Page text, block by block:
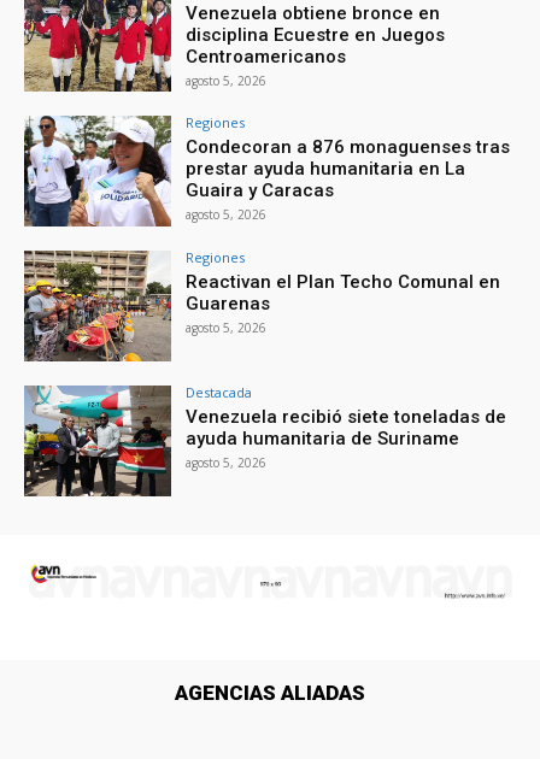
Venezuela obtiene bronce en
disciplina Ecuestre en Juegos
Centroamericanos
agosto 5, 2026
Regiones
Condecoran a 876 monaguenses tras
prestar ayuda humanitaria en La
Guaira y Caracas
agosto 5, 2026
Regiones
Reactivan el Plan Techo Comunal en
Guarenas
agosto 5, 2026
Destacada
Venezuela recibió siete toneladas de
ayuda humanitaria de Suriname
agosto 5, 2026
AGENCIAS ALIADAS